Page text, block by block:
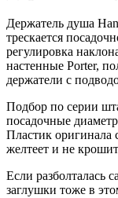
Держатель душа
трескается
регулировка
настенные Porter,
держатели с
Подбор по серии
посадочные
Пластик оригинала
желтеет и не
Если разболталась
заглушки тоже в